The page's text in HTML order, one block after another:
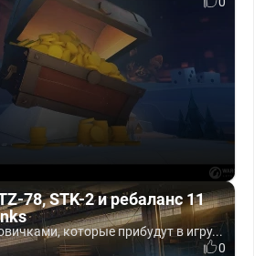
78, STK-2 и ребаланс 11
которые прибудут в игру...
0